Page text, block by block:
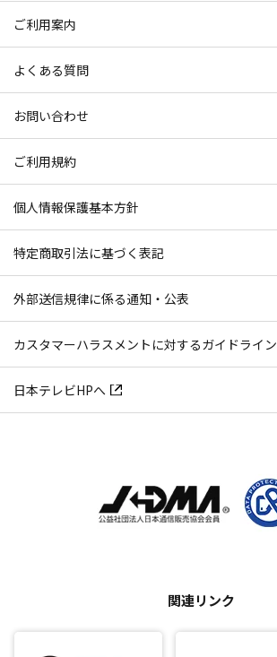
ご利用案内
よくある質問
お問い合わせ
ご利用規約
個人情報保護基本方針
特定商取引法に基づく表記
外部送信規律に係る通知・公表
カスタマーハラスメントに対するガイドライン
日本テレビHPへ
関連リンク